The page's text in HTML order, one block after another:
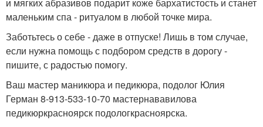
и мягких абразивов подарит коже бархатистость и станет
маленьким спа - ритуалом в любой точке мира.
Заботьтесь о себе - даже в отпуске! Лишь в том случае,
если нужна помощь с подбором средств в дорогу -
пишите, с радостью помогу.
Ваш мастер маникюра и педикюра, подолог Юлия
Герман 8-913-533-10-70 мастернававилова
педикюркрасноярск подологкрасноярска.